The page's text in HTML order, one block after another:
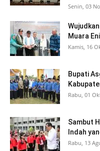
Senin, 03
Muara
Kamis, 16
Bupati
Rabu, 01
Sambut
Indah
Rabu, 13